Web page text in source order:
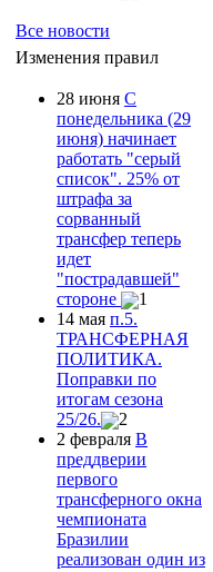
Все новости
Изменения правил
28 июня С
понедельника (29
июня) начинает
работать "серый
список". 25% от
штрафа за
сорванный
трансфер теперь
идет
"пострадавшей"
стороне
1
14 мая п.5.
ТРАНСФЕРНАЯ
ПОЛИТИКА.
Поправки по
итогам сезона
25/26.
2
2 февраля В
преддверии
первого
трансферного окна
чемпионата
Бразилии
реализован один из